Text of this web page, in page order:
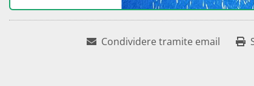
Condividere tramite email